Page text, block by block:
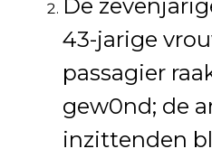
De
43-jarige
passagier
gew0nd; de
inzittenden